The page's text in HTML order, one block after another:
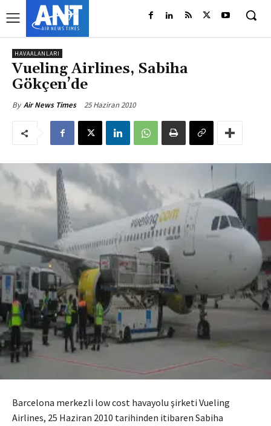
HAVAALANLARI
Vueling Airlines, Sabiha
Gökçen’de
By Air News Times 25 Haziran 2010
Barcelona merkezli low cost havayolu şirketi Vueling
Airlines, 25 Haziran 2010 tarihinden itibaren Sabiha